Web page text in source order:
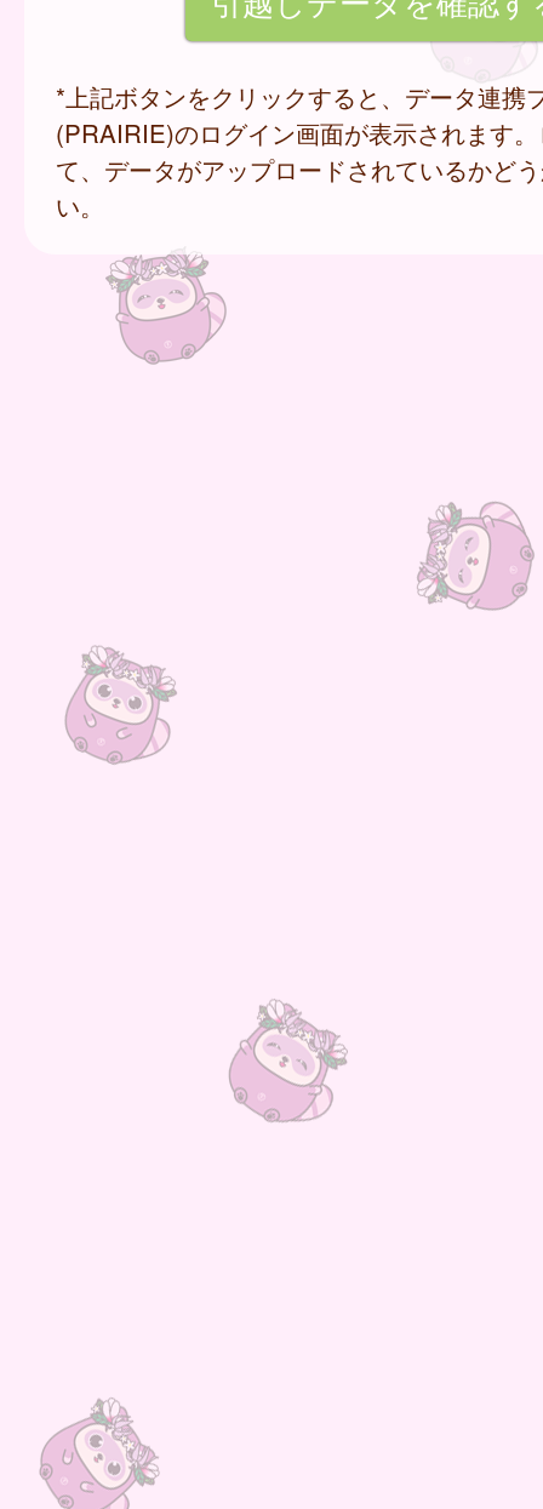
*上記ボタンをクリックすると、データ連携
(PRAIRIE)のログイン画面が表示されます
て、データがアップロードされているかど
い。